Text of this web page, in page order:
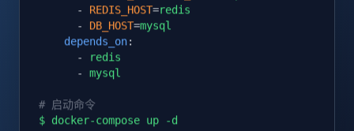
      -
REDIS_HOST=redis
      -
DB_HOST=mysql
depends_on:
      -
redis
      -
mysql
# 启动命令
$ docker-compose up -d